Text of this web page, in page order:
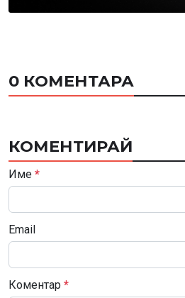
0 КОМЕНТАРА
КОМЕНТИРАЙ
Име *
Email
Коментар *